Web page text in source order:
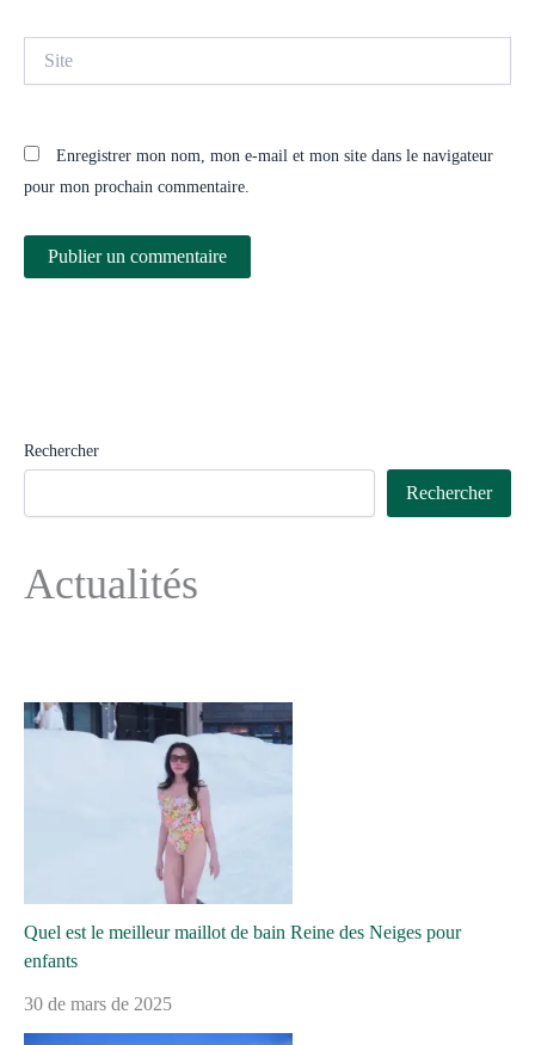
Enregistrer mon nom, mon e-mail et mon site dans le navigateur
pour mon prochain commentaire.
Rechercher
Rechercher
Actualités
Quel est le meilleur maillot de bain Reine des Neiges pour
enfants
30 de mars de 2025